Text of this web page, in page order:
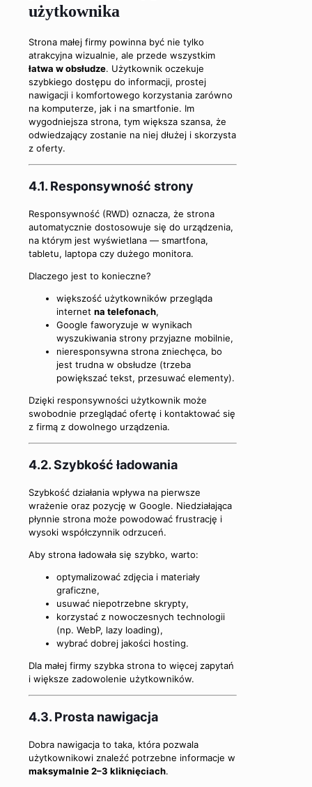
użytkownika
Strona małej firmy powinna być nie tylko
atrakcyjna wizualnie, ale przede wszystkim
łatwa w obsłudze. Użytkownik oczekuje
szybkiego dostępu do informacji, prostej
nawigacji i komfortowego korzystania zarówno
na komputerze, jak i na smartfonie. Im
wygodniejsza strona, tym większa szansa, że
odwiedzający zostanie na niej dłużej i skorzysta
z oferty.
4.1. Responsywność strony
Responsywność (RWD) oznacza, że strona
automatycznie dostosowuje się do urządzenia,
na którym jest wyświetlana — smartfona,
tabletu, laptopa czy dużego monitora.
Dlaczego jest to konieczne?
większość użytkowników przegląda
internet na telefonach,
Google faworyzuje w wynikach
wyszukiwania strony przyjazne mobilnie,
nieresponsywna strona zniechęca, bo
jest trudna w obsłudze (trzeba
powiększać tekst, przesuwać elementy).
Dzięki responsywności użytkownik może
swobodnie przeglądać ofertę i kontaktować się
z firmą z dowolnego urządzenia.
4.2. Szybkość ładowania
Szybkość działania wpływa na pierwsze
wrażenie oraz pozycję w Google. Niedziałająca
płynnie strona może powodować frustrację i
wysoki współczynnik odrzuceń.
Aby strona ładowała się szybko, warto:
optymalizować zdjęcia i materiały
graficzne,
usuwać niepotrzebne skrypty,
korzystać z nowoczesnych technologii
(np. WebP, lazy loading),
wybrać dobrej jakości hosting.
Dla małej firmy szybka strona to więcej zapytań
i większe zadowolenie użytkowników.
4.3. Prosta nawigacja
Dobra nawigacja to taka, która pozwala
użytkownikowi znaleźć potrzebne informacje w
maksymalnie 2–3 kliknięciach.